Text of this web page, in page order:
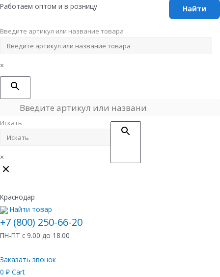
Перейти
содержимому
Работаем оптом и в розницу
Введите артикул или название товара
×
Искать
×
Краснодар
Найти товар
+7 (800) 250-66-20
ПН-ПТ с 9.00 до 18.00
Заказать звонок
0 ₽ Cart